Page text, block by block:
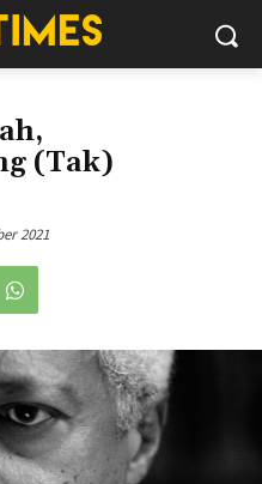
(Tak)
2021